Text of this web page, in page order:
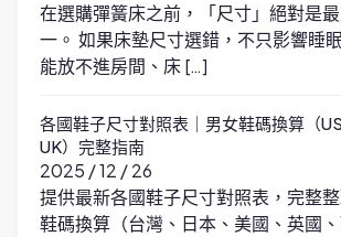
在選購彈簧床之前，「尺寸」絕對是
一。 如果床墊尺寸選錯，不只影響睡
能放不進房間、床 […]
各國鞋子尺寸對照表｜男女鞋碼換算（
UK）完整指南
2025 / 12 / 26
提供最新各國鞋子尺寸對照表，完整
鞋碼換算（台灣、日本、美國、英國